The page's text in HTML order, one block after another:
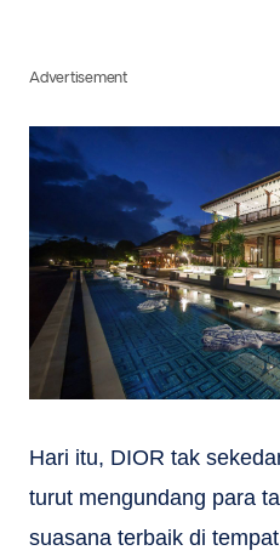
Advertisement
Hari itu, DIOR tak
turut mengundang para
suasana terbaik di